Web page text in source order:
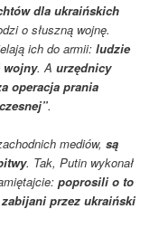
dla ukraińskich
o słuszną wojnę.
ich do armii:ludzie
wojny. Aurzędnicy
operacja prania
.
mediów,są
. Tak, Putin wykonał
poprosili o to
przez ukraiński